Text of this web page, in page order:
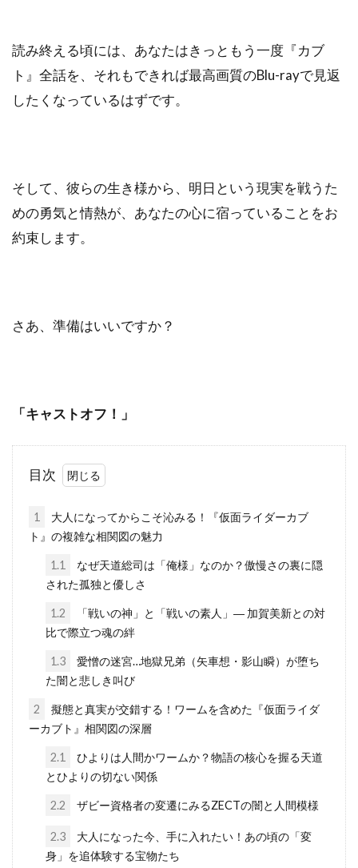
読み終える頃には、あなたはきっともう一度『カブ
ト』全話を、それもできれば最高画質のBlu-rayで見返
したくなっているはずです。
そして、彼らの生き様から、明日という現実を戦うた
めの勇気と情熱が、あなたの心に宿っていることをお
約束します。
さあ、準備はいいですか？
「キャストオフ！」
目次
1
大人になってからこそ沁みる！『仮面ライダーカブ
ト』の複雑な相関図の魅力
1.1
なぜ天道総司は「俺様」なのか？傲慢さの裏に隠
された孤独と優しさ
1.2
「戦いの神」と「戦いの素人」― 加賀美新との対
比で際立つ魂の絆
1.3
愛憎の迷宮…地獄兄弟（矢車想・影山瞬）が堕ち
た闇と悲しき叫び
2
擬態と真実が交錯する！ワームを含めた『仮面ライダ
ーカブト』相関図の深層
2.1
ひよりは人間かワームか？物語の核心を握る天道
とひよりの切ない関係
2.2 ザビー資格者の変遷にみるZECTの闇と人間模様
2.3
大人になった今、手に入れたい！あの頃の「変
身」を追体験する宝物たち